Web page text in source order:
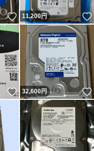
いいね！
11,200円
いいね！
32,600円